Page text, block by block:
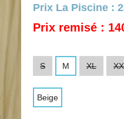
Prix La Piscine :
Prix remisé :
S M XL
Beige